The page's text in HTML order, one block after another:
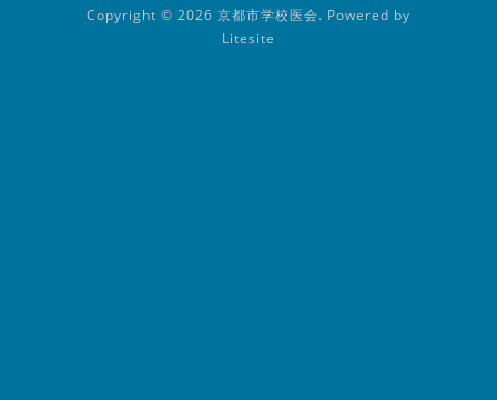
Copyright © 2026 京都市学校医会. Powered by
Litesite